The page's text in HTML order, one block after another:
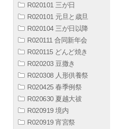
R020101 三が日
R020101 元旦と歳旦
R020104 三が日以降
R020111 合同新年会
R020115 どんど焼き
R020203 豆撒き
R020308 人形供養祭
R020425 春季例祭
R020630 夏越大祓
R020919 境内
R020919 宵宮祭